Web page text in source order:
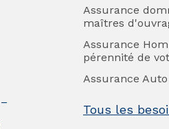
Assurance
maîtres
Assurance
pérennité de
Assurance
Tous les